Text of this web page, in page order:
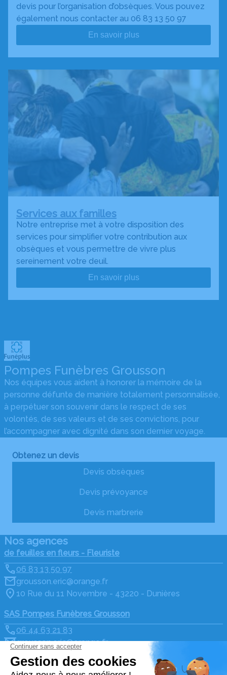
devis pour l’organisation d’obsèques. Vous pouvez
également nous contacter au 06 83 13 50 97
En savoir plus
Services aux familles
Notre entreprise met à votre disposition des
services pour simplifier votre contribution aux
obsèques et vous permettre de vivre plus
sereinement votre deuil.
En savoir plus
Pompes Funèbres Grousson
Nos équipes vous aident à honorer la mémoire de la
personne défunte de manière totalement personnalisée,
à perpétuer son souvenir dans le respect de ses
volontés, de ses valeurs et de ses convictions, pour
l’accompagner avec dignité dans son dernier voyage.
Obtenez un devis
Devis obsèques
Devis prévoyance
Devis marbrerie
Nos agences
de feuilles en fleurs - Fleuriste
06 83 13 50 97
grousson.eric@orange.fr
10 Rue du 11 Novembre - 43220 - Dunières
SAS Pompes Funèbres Grousson
06 44 63 21 83
grousson.eric@orange.fr
14, Avenue du 19 Mars 1962 - 43290 - Montfaucon en
Velay